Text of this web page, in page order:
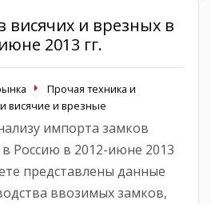
висячих и врезных в
2013 гг.
Прочая техника и
висячие и врезные
импорта замков
Россию в 2012-июне 2013
представлены данные
ввозимых замков,